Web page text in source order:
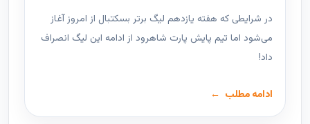
در شرایطی که هفته یازدهم لیگ ‌برتر بسکتبال از امروز آغاز
می‌شود اما تیم پایش پارت شاهرود از ادامه این لیگ انصراف
داد!
ادامه مطلب